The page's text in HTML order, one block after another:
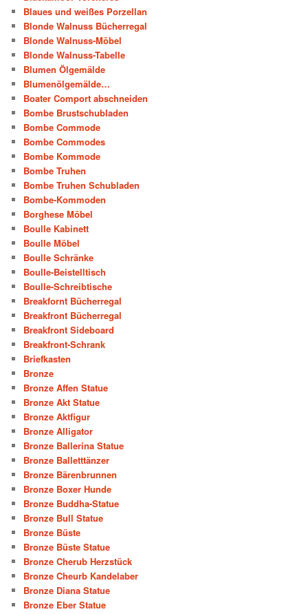
Blaues und weißes Porzellan
Blonde Walnuss Bücherregal
Blonde Walnuss-Möbel
Blonde Walnuss-Tabelle
Blumen Ölgemälde
Blumenölgemälde…
Boater Comport abschneiden
Bombe Brustschubladen
Bombe Commode
Bombe Commodes
Bombe Kommode
Bombe Truhen
Bombe Truhen Schubladen
Bombe-Kommoden
Borghese Möbel
Boulle Kabinett
Boulle Möbel
Boulle Schränke
Boulle-Beistelltisch
Boulle-Schreibtische
Breakfornt Bücherregal
Breakfront Bücherregal
Breakfront Sideboard
Breakfront-Schrank
Briefkasten
Bronze
Bronze Affen Statue
Bronze Akt Statue
Bronze Aktfigur
Bronze Alligator
Bronze Ballerina Statue
Bronze Balletttänzer
Bronze Bärenbrunnen
Bronze Boxer Hunde
Bronze Buddha-Statue
Bronze Bull Statue
Bronze Büste
Bronze Büste Statue
Bronze Cherub Herzstück
Bronze Cheurb Kandelaber
Bronze Diana Statue
Bronze Eber Statue